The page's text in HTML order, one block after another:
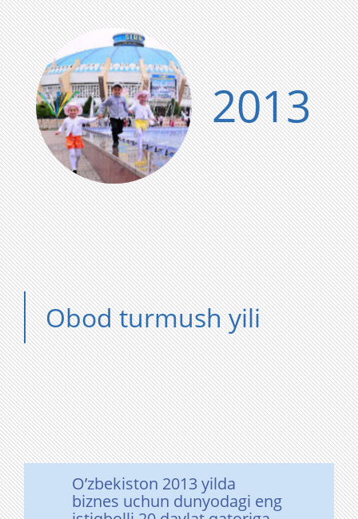
2013
Obod turmush yili
O’zbekiston 2013 yilda
biznes uchun dunyodagi eng